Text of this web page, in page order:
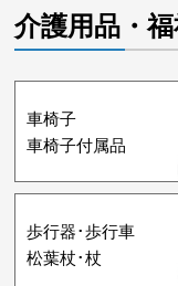
介護用品・
車椅子
車椅子付属品
歩行器･歩行車
松葉杖･杖